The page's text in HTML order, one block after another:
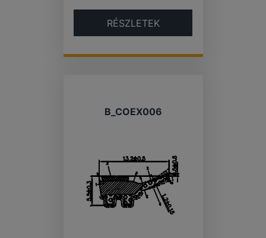
RÉSZLETEK
B_COEX006